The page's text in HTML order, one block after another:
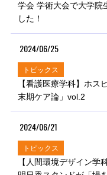
学会 学術大会で大学院
した！
2024/06/25
トピックス
【看護医療学科】ホス
末期ケア論」vol.2
2024/06/21
トピックス
【人間環境デザイン学